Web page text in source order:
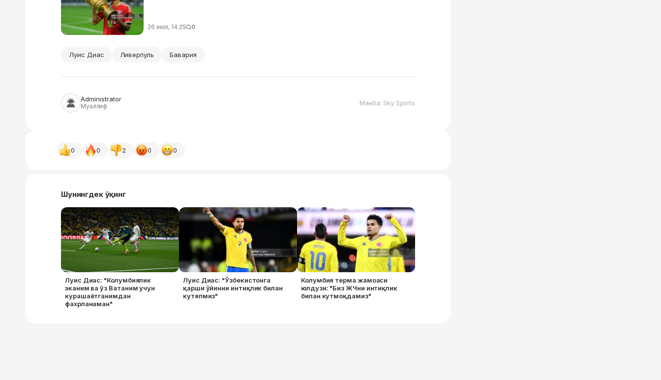
26 июл, 14:25 0
Луис Диас Ливерпуль Бавария
Administrator
Муаллиф Манба: Sky Sports
0 0 2 0 0
Шунингдек ўқинг
Луис Диас: "Колумбиялик
эканим ва ўз Ватаним учун
курашаётганимдан
фахрланаман"
Луис Диас: "Ўзбекистонга
қарши ўйинни интиқлик билан
кутяпмиз"
Колумбия терма жамоаси
юлдузи: "Биз ЖЧни интиқлик
билан кутмоқдамиз"